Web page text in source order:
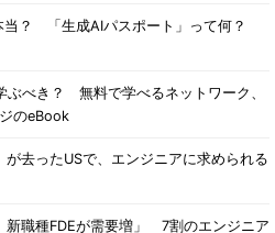
当？ 「生成AIパスポート」って何？
ぶべき？ 無料で学べるネットワーク、
のeBook
が去ったUSで、エンジニアに求められる
新職種FDEが需要増」 7割のエンジニア